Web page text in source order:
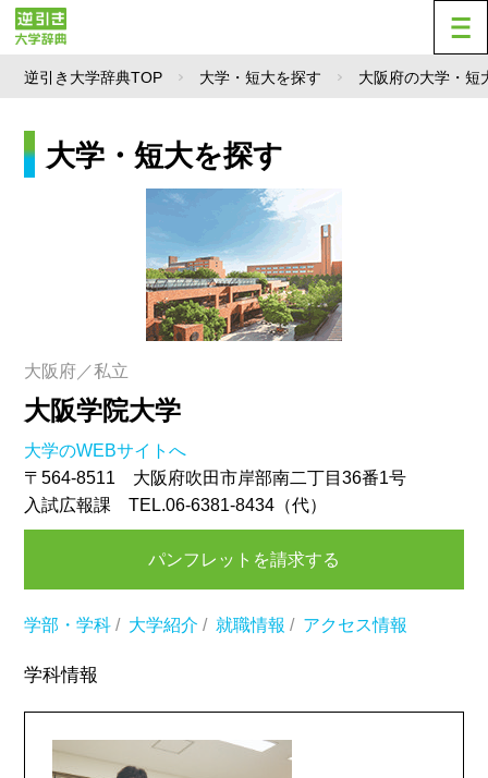
逆引き大学辞典TOP 大学・短大を探す 大阪府の大学・短
大学・短大を探す
大阪府／私立
大阪学院大学
大学のWEBサイトへ
〒564-8511 大阪府吹田市岸部南二丁目36番1号
入試広報課 TEL.06-6381-8434（代）
パンフレットを請求する
学部・学科 / 大学紹介 / 就職情報 / アクセス情報
学科情報